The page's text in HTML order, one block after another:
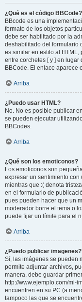
¿Qué es el código BBCode?
BBcode es una
formato de los objetos
debe ser habilitado por la
deshabilitado del formulario
es similar en estilo al
entre corchetes [ y ] en lugar
BBCode. El enlace aparece
Arriba
¿Puedo usar HTML?
No. No es posible publicar
se pueden ejecutar
BBCodes.
Arriba
¿Qué son los emoticonos?
Los emoticonos son
expresar un sentimiento
mientras que :( denota
en el formulario de
pues pueden hacer que un
moderador borre el tema o
puede fijar un límite para el
Arriba
¿Puedo publicar imagenes?
Sí, las imágenes se pueden
permite adjuntar archivos,
manera, debe guardar
http://www.ejemplo.com/mi-
encuentren en su PC (a
tampoco las que se